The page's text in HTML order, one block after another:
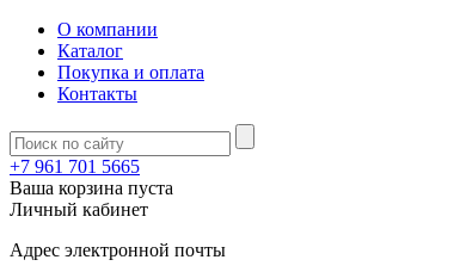
О компании
Каталог
Покупка и оплата
Контакты
+7 961 701 5665
Ваша корзина пуста
Личный кабинет
Адрес электронной почты